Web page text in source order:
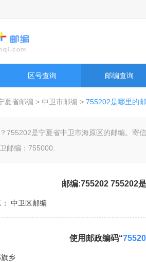
区号查询 邮编查询
夏省邮编 > 中卫市邮编 > 755202是哪里的
755202是宁夏省中卫市海原区的邮编。寄
邮编：755000.
邮编:755202 755202
中卫区邮编
使用邮政编码“
乡